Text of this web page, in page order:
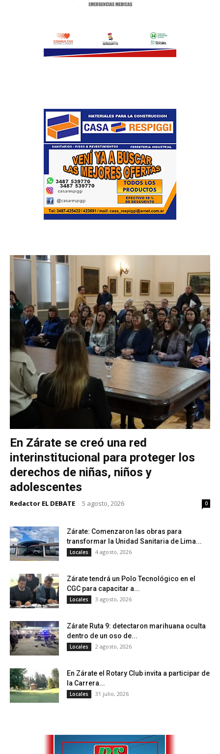
En Zárate se creó una red
interinstitucional para proteger los
derechos de niñas, niños y
adolescentes
Redactor EL DEBATE - 5 agosto, 2026 0
Zárate: Comenzaron las obras para
transformar la Unidad Sanitaria de Lima...
Locales 4 agosto, 2026
Zárate tendrá un Polo Tecnológico en el
CGC para capacitar a...
Locales 3 agosto, 2026
Zárate Ruta 9: detectaron marihuana oculta
dentro de un oso de...
Locales 2 agosto, 2026
En Zárate el Rotary Club invita a participar de
la Carrera...
Locales 31 julio, 2026